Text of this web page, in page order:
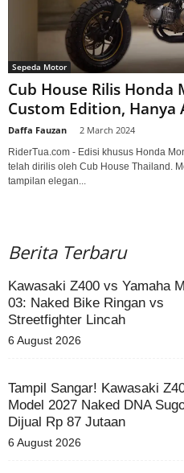
Sepeda Motor
Cub House Rilis Honda
Custom Edition, Hanya
Daffa Fauzan 2 March 2024
RiderTua.com - Edisi khusus Honda
telah dirilis oleh Cub House Thailand.
tampilan elegan...
Berita Terbaru
Kawasaki Z400 vs Yamaha
03: Naked Bike Ringan vs
Streetfighter Lincah
6 August 2026
Tampil Sangar! Kawasaki
Model 2027 Naked DNA
Dijual Rp 87 Jutaan
6 August 2026